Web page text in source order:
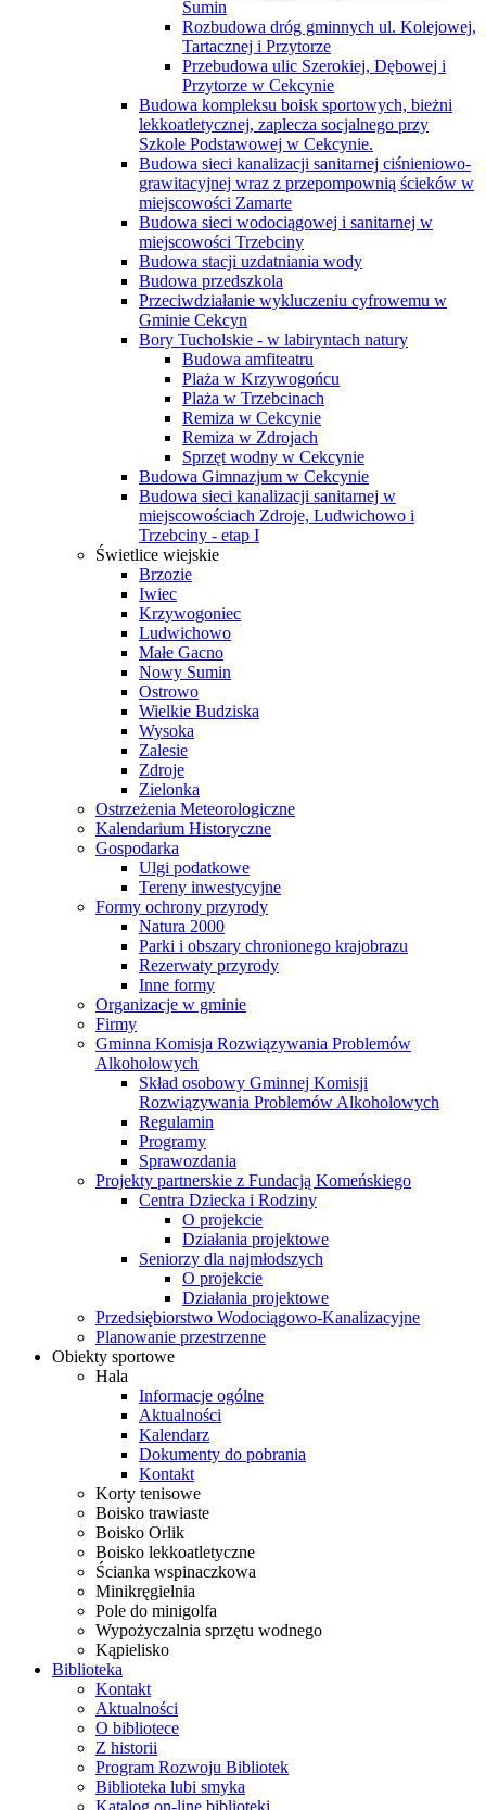
Sumin
Rozbudowa dróg gminnych ul. Kolejowej,
Tartacznej i Przytorze
Przebudowa ulic Szerokiej, Dębowej i
Przytorze w Cekcynie
Budowa kompleksu boisk sportowych, bieżni
lekkoatletycznej, zaplecza socjalnego przy
Szkole Podstawowej w Cekcynie.
Budowa sieci kanalizacji sanitarnej ciśnieniowo-
grawitacyjnej wraz z przepompownią ścieków w
miejscowości Zamarte
Budowa sieci wodociągowej i sanitarnej w
miejscowości Trzebciny
Budowa stacji uzdatniania wody
Budowa przedszkola
Przeciwdziałanie wykluczeniu cyfrowemu w
Gminie Cekcyn
Bory Tucholskie - w labiryntach natury
Budowa amfiteatru
Plaża w Krzywogońcu
Plaża w Trzebcinach
Remiza w Cekcynie
Remiza w Zdrojach
Sprzęt wodny w Cekcynie
Budowa Gimnazjum w Cekcynie
Budowa sieci kanalizacji sanitarnej w
miejscowościach Zdroje, Ludwichowo i
Trzebciny - etap I
Świetlice wiejskie
Brzozie
Iwiec
Krzywogoniec
Ludwichowo
Małe Gacno
Nowy Sumin
Ostrowo
Wielkie Budziska
Wysoka
Zalesie
Zdroje
Zielonka
Ostrzeżenia Meteorologiczne
Kalendarium Historyczne
Gospodarka
Ulgi podatkowe
Tereny inwestycyjne
Formy ochrony przyrody
Natura 2000
Parki i obszary chronionego krajobrazu
Rezerwaty przyrody
Inne formy
Organizacje w gminie
Firmy
Gminna Komisja Rozwiązywania Problemów
Alkoholowych
Skład osobowy Gminnej Komisji
Rozwiązywania Problemów Alkoholowych
Regulamin
Programy
Sprawozdania
Projekty partnerskie z Fundacją Komeńskiego
Centra Dziecka i Rodziny
O projekcie
Działania projektowe
Seniorzy dla najmłodszych
O projekcie
Działania projektowe
Przedsiębiorstwo Wodociągowo-Kanalizacyjne
Planowanie przestrzenne
Obiekty sportowe
Hala
Informacje ogólne
Aktualności
Kalendarz
Dokumenty do pobrania
Kontakt
Korty tenisowe
Boisko trawiaste
Boisko Orlik
Boisko lekkoatletyczne
Ścianka wspinaczkowa
Minikręgielnia
Pole do minigolfa
Wypożyczalnia sprzętu wodnego
Kąpielisko
Biblioteka
Kontakt
Aktualności
O bibliotece
Z historii
Program Rozwoju Bibliotek
Biblioteka lubi smyka
Katalog on-line biblioteki